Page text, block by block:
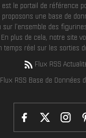
est le portail de référence
proposons une base de
sur l'ensemble des
plus de cela, notre site
temps réel sur les sorties
Flux RSS
Flux RSS Base de Données